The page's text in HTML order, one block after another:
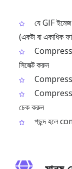
যে GIF
(একটা বা একাধিক
সিলেক্ট করুন
Compress
চেক করুন
পছন্দ হলে